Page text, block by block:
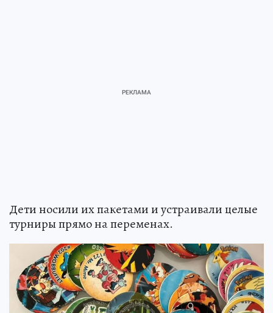
Дети носили их пакетами и устраивали целые
турниры прямо на переменах.